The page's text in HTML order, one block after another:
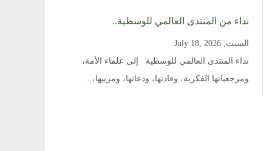
نداء من المنتدى العالمي للوسطية..
السبت, July 18, 2026
نداء المنتدى العالمي للوسطية إلى علماء الأمة،
ومرجعياتها الفكرية، وقادتها، ودعاتها، ومربيها،...